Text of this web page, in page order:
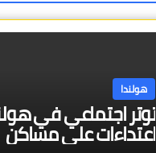
هولندا
توتر اجتماعي في
اعتداءات على مساكن